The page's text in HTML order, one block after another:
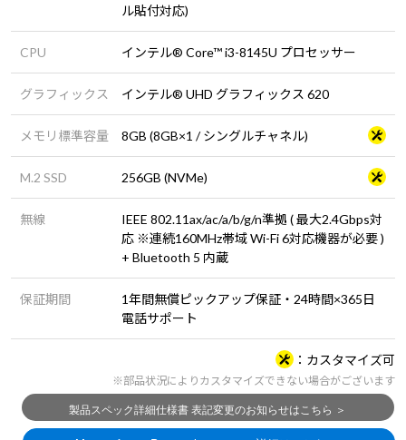
ル貼付対応)
CPU インテル® Core™ i3-8145U プロセッサー
グラフィックス インテル® UHD グラフィックス 620
メモリ標準容量 8GB (8GB×1 / シングルチャネル)
M.2 SSD 256GB (NVMe)
無線
IEEE 802.11ax/ac/a/b/g/n準拠 ( 最大2.4Gbps対
応 ※連続160MHz帯域 Wi-Fi 6対応機器が必要 )
+ Bluetooth 5 内蔵
保証期間
1年間無償ピックアップ保証・24時間×365日
電話サポート
カスタマイズ可
※部品状況によりカスタマイズできない場合がございます